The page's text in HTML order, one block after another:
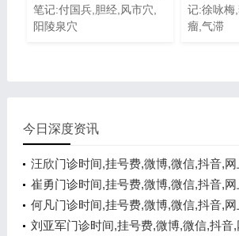
笔记:付国兵,胆经,风市穴,
阳陵泉穴
记:徐咏梅
瘤,气滞
今日深度资讯
汪欣门诊时间,挂号费,微博,微信,抖音,
电话,在线咨询
崔勇门诊时间,挂号费,微博,微信,抖音,
电话,在线咨询
何凡门诊时间,挂号费,微博,微信,抖音,
电话,在线咨询
刘亚军门诊时间,挂号费,微博,微信,抖音